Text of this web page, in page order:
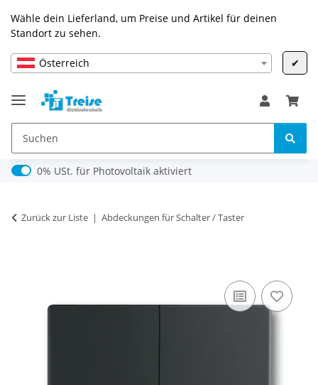
Wähle dein Lieferland, um Preise und Artikel für deinen
Standort zu sehen.
Österreich ✔
0% USt. für Photovoltaik (§ 12 Abs. 3 UStG)
0% USt. für Photovoltaik aktiviert
Zurück zur Liste Abdeckungen für Schalter / Taster